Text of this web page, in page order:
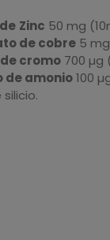
Zinc 50 mg
de cobre 5
de cromo 700 µg
de amonio100